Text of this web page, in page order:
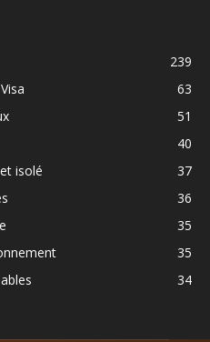
239
63
51
40
isolé
37
36
35
35
34